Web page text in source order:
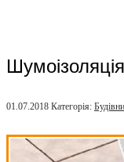
01.07.2018 Категорія: